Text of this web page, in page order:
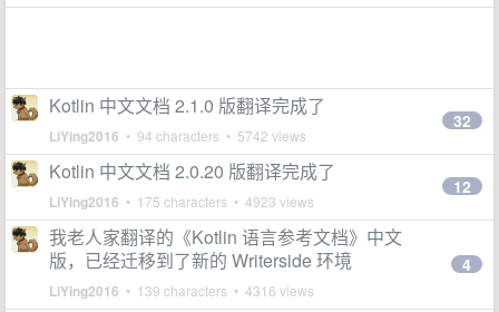
Kotlin 中文文档 2.1.0 版翻译完成了
LiYing2016 • 94 characters • 5742 views
32
Kotlin 中文文档 2.0.20 版翻译完成了
LiYing2016 • 175 characters • 4923 views
12
我老人家翻译的《Kotlin 语言参考文档》中文
版，已经迁移到了新的 Writerside 环境
LiYing2016 • 139 characters • 4316 views
4